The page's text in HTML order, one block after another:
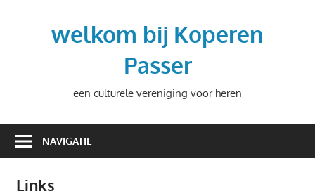
welkom bij Koperen
Passer
een culturele vereniging voor heren
NAVIGATIE
Links